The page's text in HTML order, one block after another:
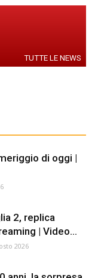
TUTTE LE NEWS
di oggi |
2, replica
| Video...
2026